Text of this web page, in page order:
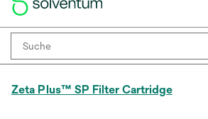
Zeta Plus™ SP Filter Cartridge